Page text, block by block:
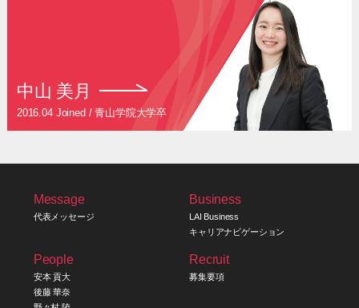
中山 美月
2016.04 Joined / 青山学院大学卒
Message
代表メッセージ
Business
LAI Business
キャリアナビゲーション
People
安本 貢大
後藤 華奈
Recruit
募集要項